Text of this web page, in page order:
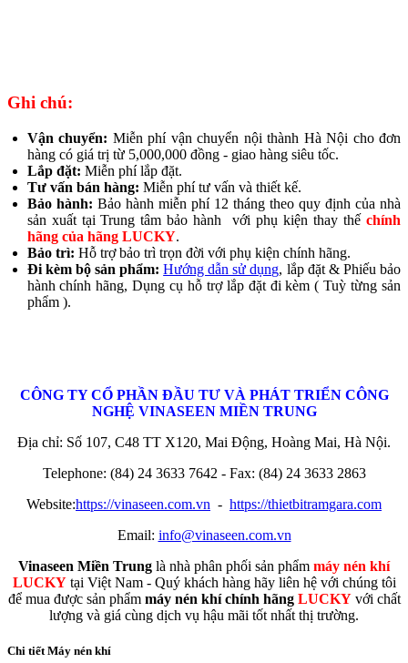
Ghi chú:
Vận chuyển: Miễn phí vận chuyển nội thành Hà Nội cho đơn
hàng có giá trị từ 5,000,000 đồng - giao hàng siêu tốc.
Lắp đặt: Miễn phí lắp đặt.
Tư vấn bán hàng: Miễn phí tư vấn và thiết kế.
Bảo hành: Bảo hành miễn phí 12 tháng theo quy định của nhà
sản xuất tại Trung tâm bảo hành với phụ kiện thay thế chính
hãng của hãng LUCKY.
Bảo trì: Hỗ trợ bảo trì trọn đời với phụ kiện chính hãng.
Đi kèm bộ sản phẩm: Hướng dẫn sử dụng, lắp đặt & Phiếu bảo
hành chính hãng, Dụng cụ hỗ trợ lắp đặt đi kèm ( Tuỳ từng sản
phẩm ).
CÔNG TY CỔ PHẦN ĐẦU TƯ VÀ PHÁT TRIỂN CÔNG
NGHỆ VINASEEN MIỀN TRUNG
Địa chỉ: Số 107, C48 TT X120, Mai Động, Hoàng Mai, Hà Nội.
Telephone: (84) 24 3633 7642 - Fax: (84) 24 3633 2863
Website:https://vinaseen.com.vn - https://thietbitramgara.com
Email: info@vinaseen.com.vn
Vinaseen Miền Trung là nhà phân phối sản phẩm máy nén khí
LUCKYtại Việt Nam - Quý khách hàng hãy liên hệ với chúng tôi
để mua được sản phẩm máy nén khí chính hãng LUCKYvới chất
lượng và giá cùng dịch vụ hậu mãi tốt nhất thị trường.
Chi tiết Máy nén khí